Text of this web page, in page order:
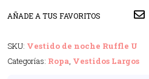
AÑADE A TUS FAVORITOS
SKU: Vestido de noche Ruffle U
Categorías: Ropa, Vestidos Largos